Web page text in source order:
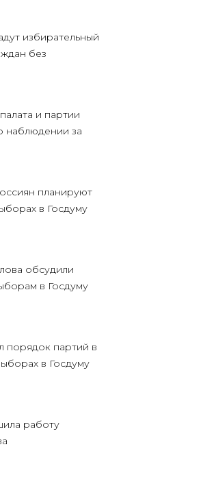
избирательный
без
и партии
наблюдении за
планируют
в Госдуму
обсудили
в Госдуму
порядок партий в
в Госдуму
работу